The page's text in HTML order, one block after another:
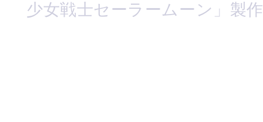
少女戦士セーラームーン」製